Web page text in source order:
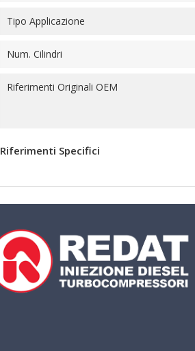
Tipo Applicazione
Num. Cilindri
Riferimenti Originali OEM
Riferimenti Specifici